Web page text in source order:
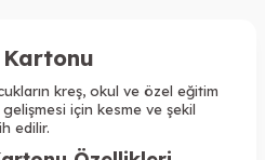
Kartonu
kreş, okul ve özel eğitim
için kesme ve şekil
edilir.